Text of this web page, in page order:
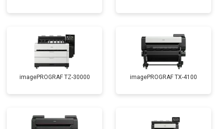
imagePROGRAF TZ-30000 imagePROGRAF TX-4100